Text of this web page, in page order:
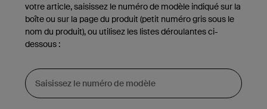
votre article, saisissez le numéro de modèle indiqué sur la
boîte ou sur la page du produit (petit numéro gris sous le
nom du produit), ou utilisez les listes déroulantes ci-
dessous :